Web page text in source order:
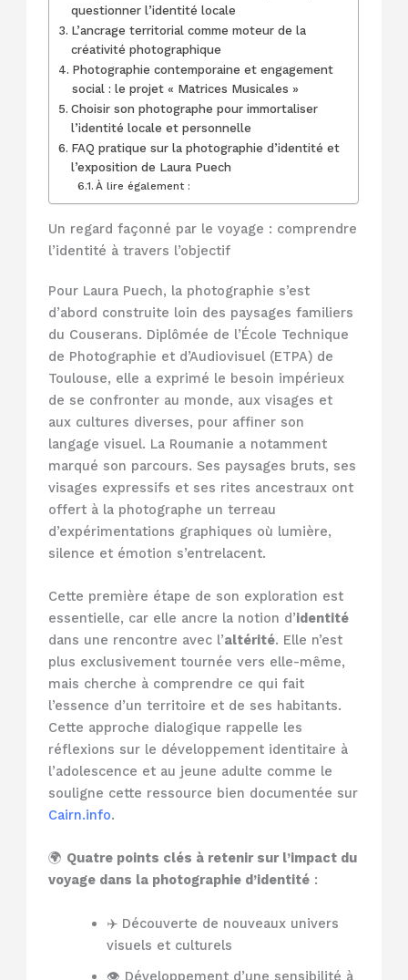
questionner l’identité locale
L’ancrage territorial comme moteur de la
créativité photographique
Photographie contemporaine et engagement
social : le projet « Matrices Musicales »
Choisir son photographe pour immortaliser
l’identité locale et personnelle
FAQ pratique sur la photographie d’identité et
l’exposition de Laura Puech
À lire également :
Un regard façonné par le voyage : comprendre
l’identité à travers l’objectif
Pour Laura Puech, la photographie s’est
d’abord construite loin des paysages familiers
du Couserans. Diplômée de l’École Technique
de Photographie et d’Audiovisuel (ETPA) de
Toulouse, elle a exprimé le besoin impérieux
de se confronter au monde, aux visages et
aux cultures diverses, pour affiner son
langage visuel. La Roumanie a notamment
marqué son parcours. Ses paysages bruts, ses
visages expressifs et ses rites ancestraux ont
offert à la photographe un terreau
d’expérimentations graphiques où lumière,
silence et émotion s’entrelacent.
Cette première étape de son exploration est
essentielle, car elle ancre la notion d’identité
dans une rencontre avec l’altérité. Elle n’est
plus exclusivement tournée vers elle-même,
mais cherche à comprendre ce qui fait
l’essence d’un territoire et de ses habitants.
Cette approche dialogique rappelle les
réflexions sur le développement identitaire à
l’adolescence et au jeune adulte comme le
souligne cette ressource bien documentée sur
Cairn.info.
🌍 Quatre points clés à retenir sur l’impact du
voyage dans la photographie d’identité :
✈️ Découverte de nouveaux univers
visuels et culturels
👁️ Développement d’une sensibilité à